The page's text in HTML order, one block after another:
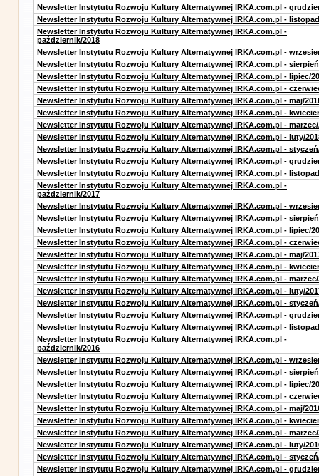
Newsletter Instytutu Rozwoju Kultury Alternatywnej IRKA.com.pl -
Newsletter Instytutu Rozwoju Kultury Alternatywnej IRKA.com.pl -
Newsletter Instytutu Rozwoju Kultury Alternatywnej IRKA.com.pl -
październik/2018
Newsletter Instytutu Rozwoju Kultury Alternatywnej IRKA.com.pl -
Newsletter Instytutu Rozwoju Kultury Alternatywnej IRKA.com.pl -
Newsletter Instytutu Rozwoju Kultury Alternatywnej IRKA.com.pl - lipiec/
Newsletter Instytutu Rozwoju Kultury Alternatywnej IRKA.com.pl -
Newsletter Instytutu Rozwoju Kultury Alternatywnej IRKA.com.pl - maj/
Newsletter Instytutu Rozwoju Kultury Alternatywnej IRKA.com.pl -
Newsletter Instytutu Rozwoju Kultury Alternatywnej IRKA.com.pl - marzec/
Newsletter Instytutu Rozwoju Kultury Alternatywnej IRKA.com.pl - luty/
Newsletter Instytutu Rozwoju Kultury Alternatywnej IRKA.com.pl -
Newsletter Instytutu Rozwoju Kultury Alternatywnej IRKA.com.pl -
Newsletter Instytutu Rozwoju Kultury Alternatywnej IRKA.com.pl -
Newsletter Instytutu Rozwoju Kultury Alternatywnej IRKA.com.pl -
październik/2017
Newsletter Instytutu Rozwoju Kultury Alternatywnej IRKA.com.pl -
Newsletter Instytutu Rozwoju Kultury Alternatywnej IRKA.com.pl -
Newsletter Instytutu Rozwoju Kultury Alternatywnej IRKA.com.pl - lipiec/
Newsletter Instytutu Rozwoju Kultury Alternatywnej IRKA.com.pl -
Newsletter Instytutu Rozwoju Kultury Alternatywnej IRKA.com.pl - maj/
Newsletter Instytutu Rozwoju Kultury Alternatywnej IRKA.com.pl -
Newsletter Instytutu Rozwoju Kultury Alternatywnej IRKA.com.pl - marzec/
Newsletter Instytutu Rozwoju Kultury Alternatywnej IRKA.com.pl - luty/
Newsletter Instytutu Rozwoju Kultury Alternatywnej IRKA.com.pl -
Newsletter Instytutu Rozwoju Kultury Alternatywnej IRKA.com.pl -
Newsletter Instytutu Rozwoju Kultury Alternatywnej IRKA.com.pl -
Newsletter Instytutu Rozwoju Kultury Alternatywnej IRKA.com.pl -
październik/2016
Newsletter Instytutu Rozwoju Kultury Alternatywnej IRKA.com.pl -
Newsletter Instytutu Rozwoju Kultury Alternatywnej IRKA.com.pl -
Newsletter Instytutu Rozwoju Kultury Alternatywnej IRKA.com.pl - lipiec/
Newsletter Instytutu Rozwoju Kultury Alternatywnej IRKA.com.pl -
Newsletter Instytutu Rozwoju Kultury Alternatywnej IRKA.com.pl - maj/
Newsletter Instytutu Rozwoju Kultury Alternatywnej IRKA.com.pl -
Newsletter Instytutu Rozwoju Kultury Alternatywnej IRKA.com.pl - marzec/
Newsletter Instytutu Rozwoju Kultury Alternatywnej IRKA.com.pl - luty/
Newsletter Instytutu Rozwoju Kultury Alternatywnej IRKA.com.pl -
Newsletter Instytutu Rozwoju Kultury Alternatywnej IRKA.com.pl -